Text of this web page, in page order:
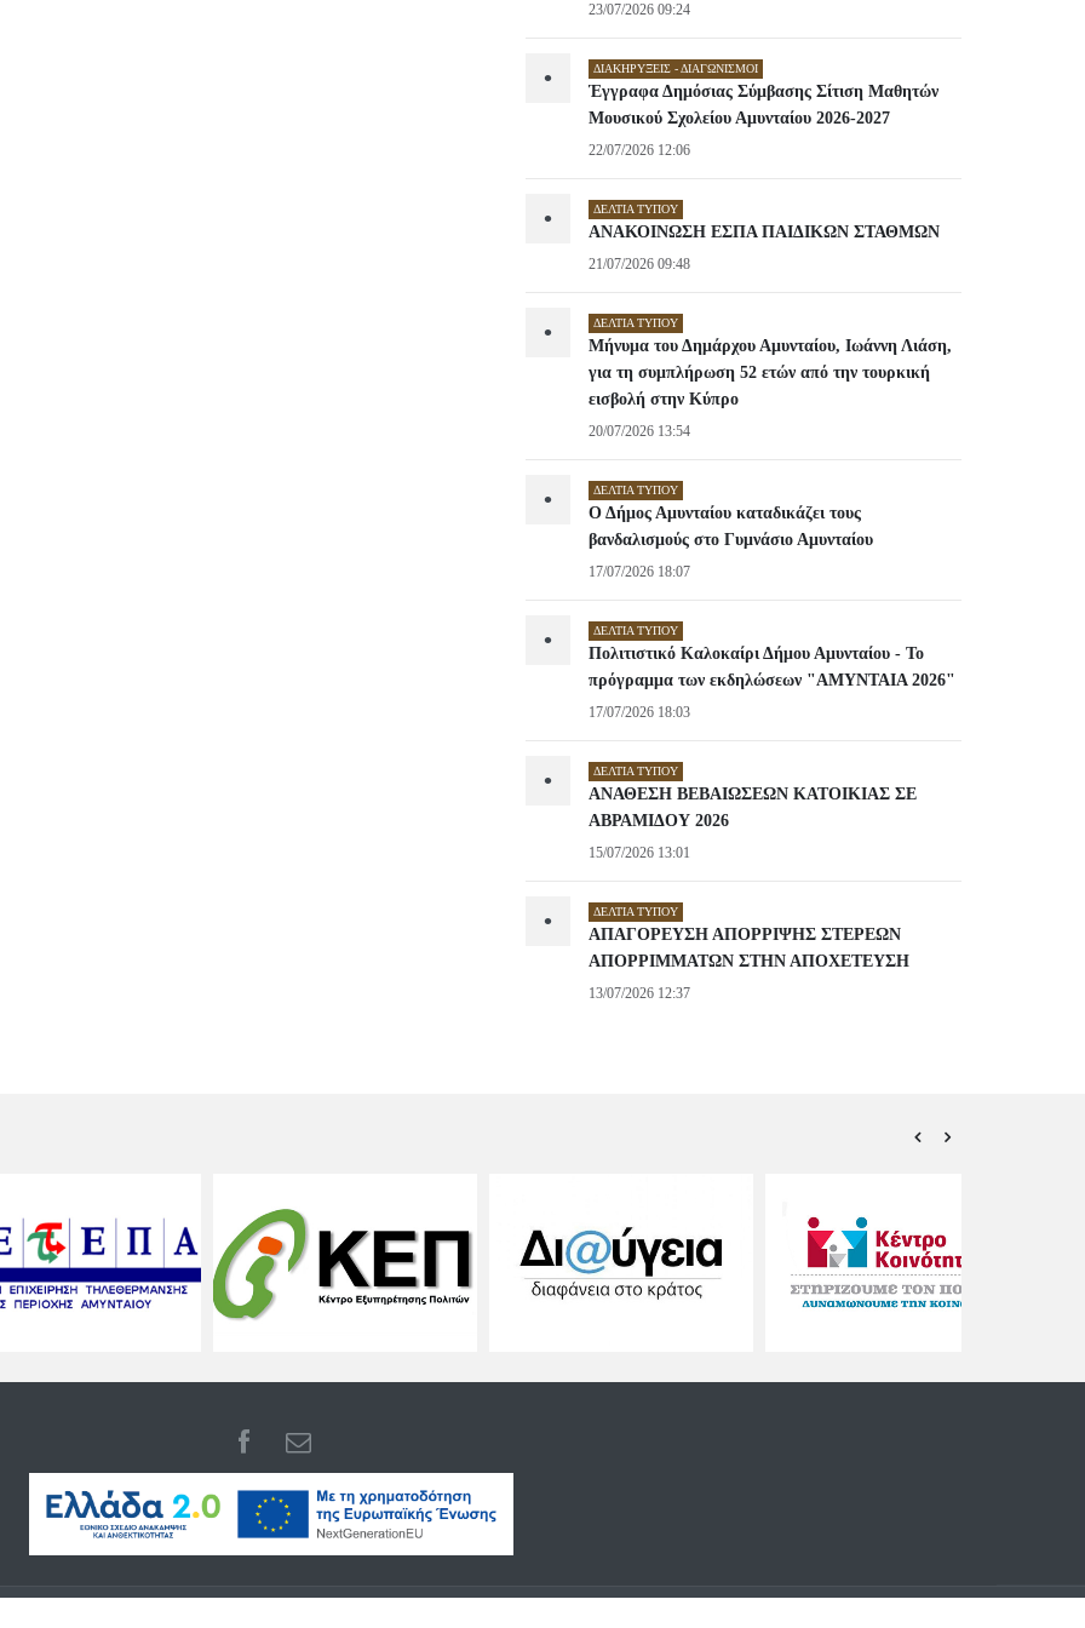
23/07/2026 09:24
• ΔΙΑΚΗΡΎΞΕΙΣ - ΔΙΑΓΩΝΙΣΜΟΊ
Έγγραφα Δημόσιας Σύμβασης Σίτιση Μαθητών
Μουσικού Σχολείου Αμυνταίου 2026-2027
22/07/2026 12:06
• ΔΕΛΤΊΑ ΤΎΠΟΥ
ΑΝΑΚΟΙΝΩΣΗ ΕΣΠΑ ΠΑΙΔΙΚΩΝ ΣΤΑΘΜΩΝ
21/07/2026 09:48
• ΔΕΛΤΊΑ ΤΎΠΟΥ
Μήνυμα του Δημάρχου Αμυνταίου, Ιωάννη Λιάση,
για τη συμπλήρωση 52 ετών από την τουρκική
εισβολή στην Κύπρο
20/07/2026 13:54
• ΔΕΛΤΊΑ ΤΎΠΟΥ
Ο Δήμος Αμυνταίου καταδικάζει τους
βανδαλισμούς στο Γυμνάσιο Αμυνταίου
17/07/2026 18:07
• ΔΕΛΤΊΑ ΤΎΠΟΥ
Πολιτιστικό Καλοκαίρι Δήμου Αμυνταίου - Το
πρόγραμμα των εκδηλώσεων "ΑΜΥΝΤΑΙΑ 2026"
17/07/2026 18:03
• ΔΕΛΤΊΑ ΤΎΠΟΥ
ΑΝΑΘΕΣΗ ΒΕΒΑΙΩΣΕΩΝ ΚΑΤΟΙΚΙΑΣ ΣΕ
ΑΒΡΑΜΙΔΟΥ 2026
15/07/2026 13:01
• ΔΕΛΤΊΑ ΤΎΠΟΥ
ΑΠΑΓΟΡΕΥΣΗ ΑΠΟΡΡΙΨΗΣ ΣΤΕΡΕΩΝ
ΑΠΟΡΡΙΜΜΑΤΩΝ ΣΤΗΝ ΑΠΟΧΕΤΕΥΣΗ
13/07/2026 12:37